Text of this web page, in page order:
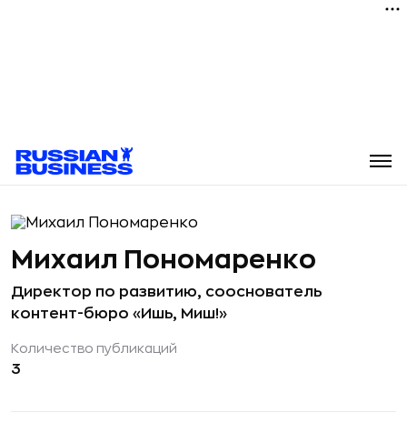
Михаил Пономаренко
Директор по развитию, сооснователь
контент-бюро «Ишь, Миш!»
Количество публикаций
3